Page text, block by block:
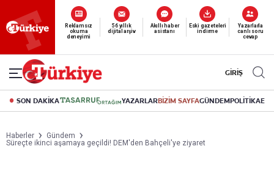
Reklamsız
okuma
deneyimi
56 yıllık
dijital arşiv
Akıllı haber
asistanı
Eski gazeteleri
indirme
Yazarlarla
canlı soru
cevap
GİRİŞ
SON DAKİKA YAZARLARBİZİM SAYFAGÜNDEMPOLİTİKA
Haberler
Gündem
Süreçte ikinci aşamaya geçildi! DEM'den Bahçeli'ye ziyaret